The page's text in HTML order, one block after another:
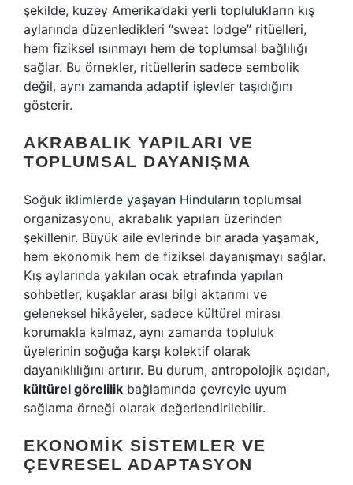
şekilde, kuzey Amerika’daki yerli toplulukların kış
aylarında düzenledikleri “sweat lodge” ritüelleri,
hem fiziksel ısınmayı hem de toplumsal bağlılığı
sağlar. Bu örnekler, ritüellerin sadece sembolik
değil, aynı zamanda adaptif işlevler taşıdığını
gösterir.
AKRABALIK YAPILARI VE
TOPLUMSAL DAYANIŞMA
Soğuk iklimlerde yaşayan Hinduların toplumsal
organizasyonu, akrabalık yapıları üzerinden
şekillenir. Büyük aile evlerinde bir arada yaşamak,
hem ekonomik hem de fiziksel dayanışmayı sağlar.
Kış aylarında yakılan ocak etrafında yapılan
sohbetler, kuşaklar arası bilgi aktarımı ve
geleneksel hikâyeler, sadece kültürel mirası
korumakla kalmaz, aynı zamanda topluluk
üyelerinin soğuğa karşı kolektif olarak
dayanıklılığını artırır. Bu durum, antropolojik açıdan,
kültürel görelilik bağlamında çevreyle uyum
sağlama örneği olarak değerlendirilebilir.
EKONOMIK SISTEMLER VE
ÇEVRESEL ADAPTASYON